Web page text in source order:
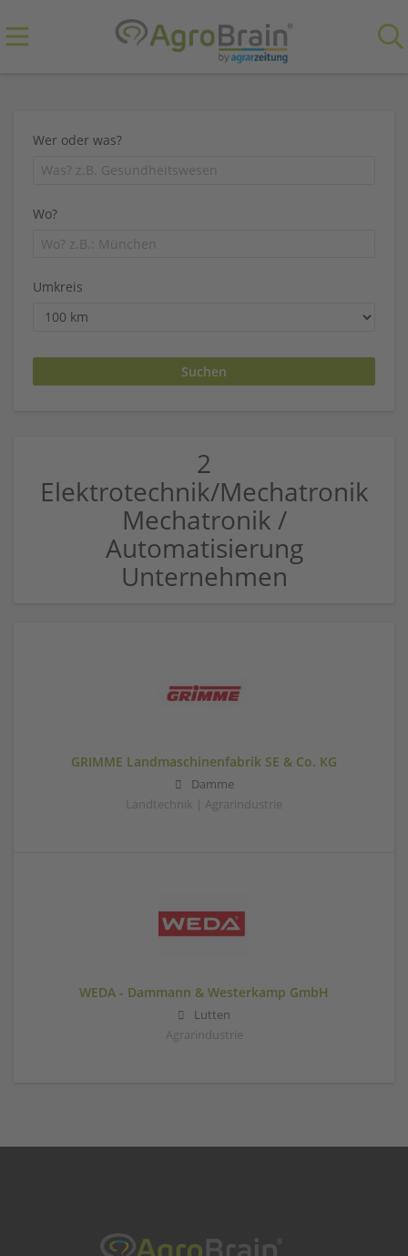
Wer oder was?
Wo?
Umkreis
2
Elektrotechnik/Mechatronik
Mechatronik /
Automatisierung
Unternehmen
GRIMME Landmaschinenfabrik SE & Co. KG
Damme
Landtechnik | Agrarindustrie
WEDA - Dammann & Westerkamp GmbH
Lutten
Agrarindustrie